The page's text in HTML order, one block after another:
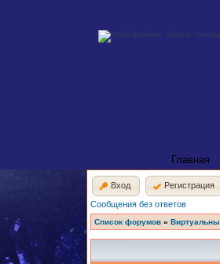
Главная
Вход
Регистрация
Сообщения без ответов
Список форумов »